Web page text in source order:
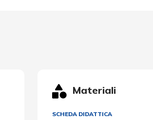
Materiali
SCHEDA DIDATTICA